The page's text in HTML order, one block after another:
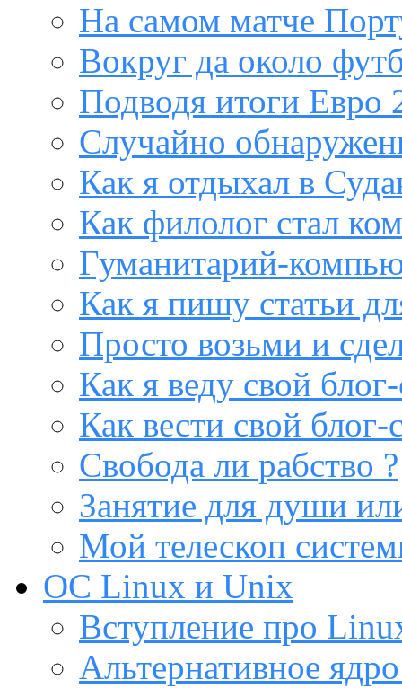
На самом матче
Вокруг да около
Подводя итоги Евро
Случайно
Как я отдыхал в
Как филолог стал
Гуманитарий-
Как я пишу статьи
Просто возьми и
Как я веду свой
Как вести свой
Свобода ли рабство ?
Занятие для души
Мой телескоп
ОС Linux и Unix
Вступление про
Альтернативное